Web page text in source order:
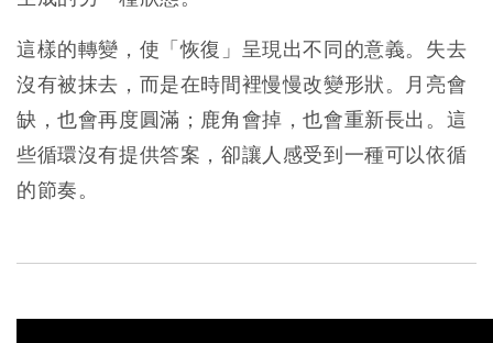
這樣的轉變，使「恢復」呈現出不同的意義。失去
沒有被抹去，而是在時間裡慢慢改變形狀。月亮會
缺，也會再度圓滿；鹿角會掉，也會重新長出。這
些循環沒有提供答案，卻讓人感受到一種可以依循
的節奏。